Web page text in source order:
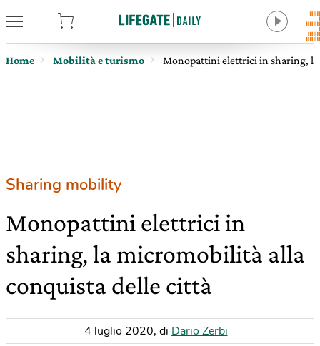
Home Mobilità e turismo Monopattini elettrici in sharing,
Sharing mobility
Monopattini elettrici in
sharing, la micromobilità alla
conquista delle città
4 luglio 2020, di Dario Zerbi